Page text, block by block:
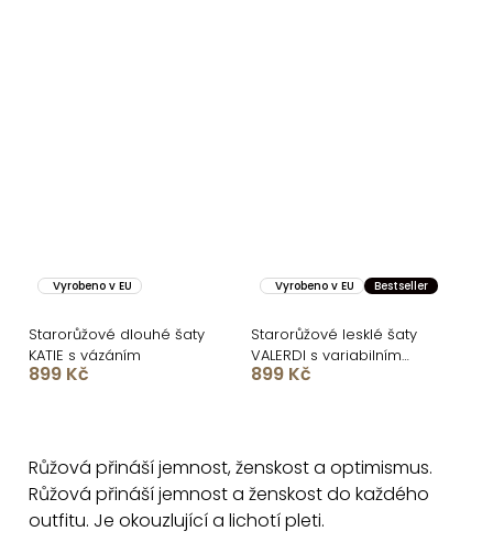
Vyrobeno v EU
Starorůžové dlouhé šaty
KATIE s vázáním
899 Kč
Vyrobeno v EU Bestseller
Starorůžové lesklé šaty
VALERDI s variabilním
vázáním a rozparkem
899 Kč
l
á
Růžová přináší jemnost, ženskost a optimismus.
Růžová přináší jemnost a ženskost do každého
outfitu. Je okouzlující a lichotí pleti.